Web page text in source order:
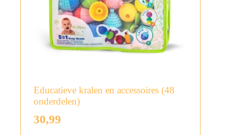
Educatieve kralen en accessoires (48
onderdelen)
30,99